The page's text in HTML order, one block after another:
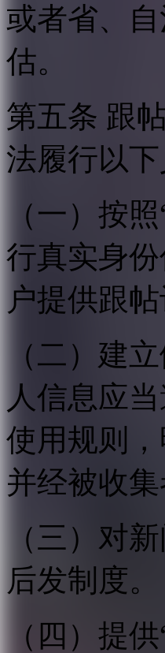
或者省、
估。
第五条 跟
法履行以下
（一）按
行真实身
户提供跟帖
（二）建
人信息应
使用规则
并经被收集
（三）对
后发制度。
（四）提